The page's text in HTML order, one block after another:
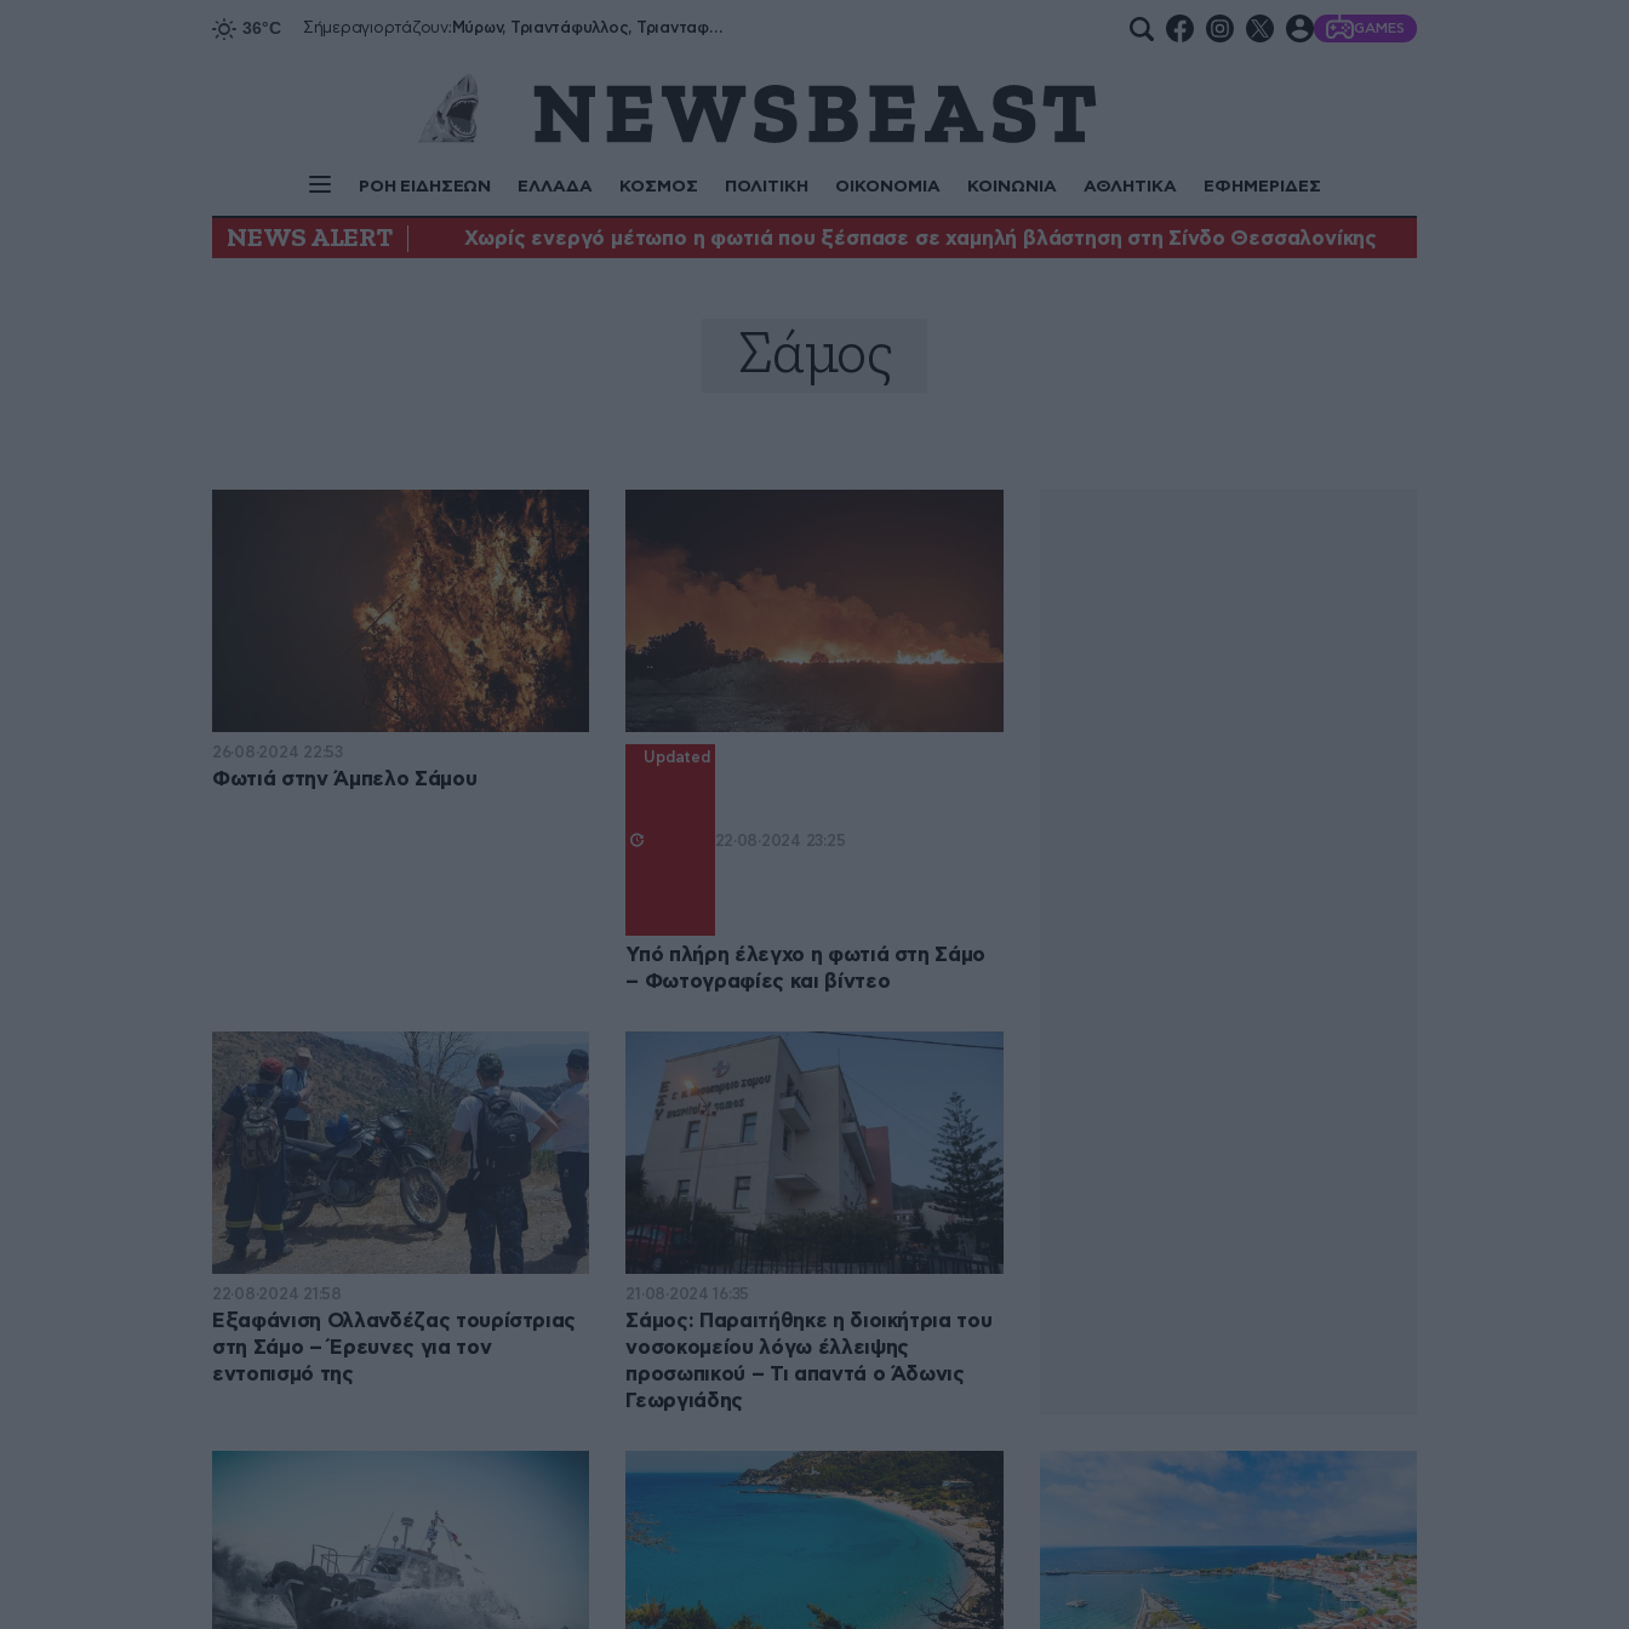
Σήμεραγιορτάζουν: Μύρων, Τριαντάφυλλος, Τριανταφυλλιά, Φυλλιώ, Ρόζα GAMES
ΡΟΗ ΕΙΔΗΣΕΩΝ ΕΛΛΑΔΑ ΚΟΣΜΟΣ ΠΟΛΙΤΙΚΗ ΟΙΚΟΝΟΜΙΑ ΚΟΙΝΩΝΙΑ ΑΘΛΗΤΙΚΑ ΕΦΗΜΕΡΙΔΕΣ
NEWS ALERT Χωρίς ενεργό μέτωπο η φωτιά που ξέσπασε σε χαμηλή βλάστηση στη Σίνδο Θεσσαλονίκης
Σάμος
26·08·2024 22:53
Φωτιά στην Άμπελο Σάμου
Updated
22·08·2024 23:25
Υπό πλήρη έλεγχο η φωτιά στη Σάμο
– Φωτογραφίες και βίντεο
22·08·2024 21:58
Εξαφάνιση Ολλανδέζας τουρίστριας
στη Σάμο – Έρευνες για τον
εντοπισμό της
21·08·2024 16:35
Σάμος: Παραιτήθηκε η διοικήτρια του
νοσοκομείου λόγω έλλειψης
προσωπικού – Τι απαντά ο Άδωνις
Γεωργιάδης